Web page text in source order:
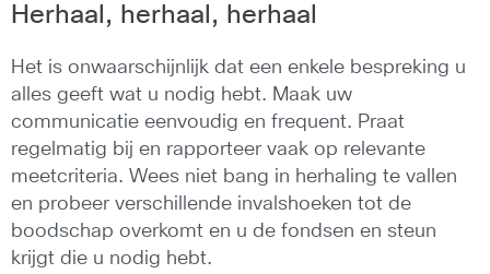
Herhaal, herhaal, herhaal
Het is onwaarschijnlijk dat een enkele bespreking u
alles geeft wat u nodig hebt. Maak uw
communicatie eenvoudig en frequent. Praat
regelmatig bij en rapporteer vaak op relevante
meetcriteria. Wees niet bang in herhaling te vallen
en probeer verschillende invalshoeken tot de
boodschap overkomt en u de fondsen en steun
krijgt die u nodig hebt.